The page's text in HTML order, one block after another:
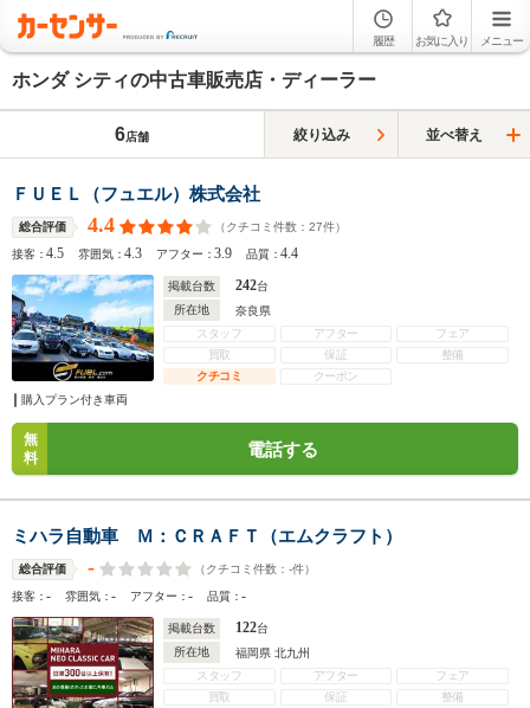
履歴 お気に入り メニュー
ホンダ シティの中古車販売店・ディーラー
6店舗 絞り込み 並べ替え
ＦＵＥＬ（フュエル）株式会社
総合評価 4.4 （クチコミ件数： 27件）
接客：4.5 雰囲気：4.3 アフター：3.9 品質：4.4
掲載台数 242台
所在地
奈良県
スタッフ
アフター
フェア
買取
保証
整備
クチコミ
クーポン
購入プラン付き車両
無
料
電話する
ミハラ自動車 Ｍ：ＣＲＡＦＴ（エムクラフト）
総合評価 - （クチコミ件数： -件）
接客：- 雰囲気：- アフター：- 品質：-
掲載台数 122台
所在地
福岡県 北九州
スタッフ
アフター
フェア
買取
保証
整備